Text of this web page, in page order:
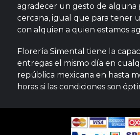
agradecer un gesto de alguna
cercana, igual que para tener
con alquien a quien estamos
Florería Simental tiene la
entregas el mismo día en
república mexicana en hasta
horas si las condiciones son